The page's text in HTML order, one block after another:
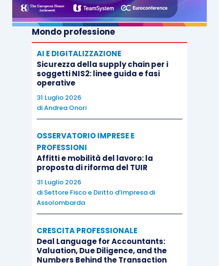
Mondo professione
AI E DIGITALIZZAZIONE
Sicurezza della supply chain per i
soggetti NIS2: linee guida e fasi
operative
31 Luglio 2026
diAndrea Onori
OSSERVATORIO IMPRESE E
PROFESSIONI
Affitti e mobilità del lavoro: la
proposta di riforma del TUIR
31 Luglio 2026
di Settore Fisco e Diritto d’Impresa di
Assolombarda
CRESCITA PROFESSIONALE
Deal Language for Accountants:
Valuation, Due Diligence, and the
Numbers Behind the Transaction